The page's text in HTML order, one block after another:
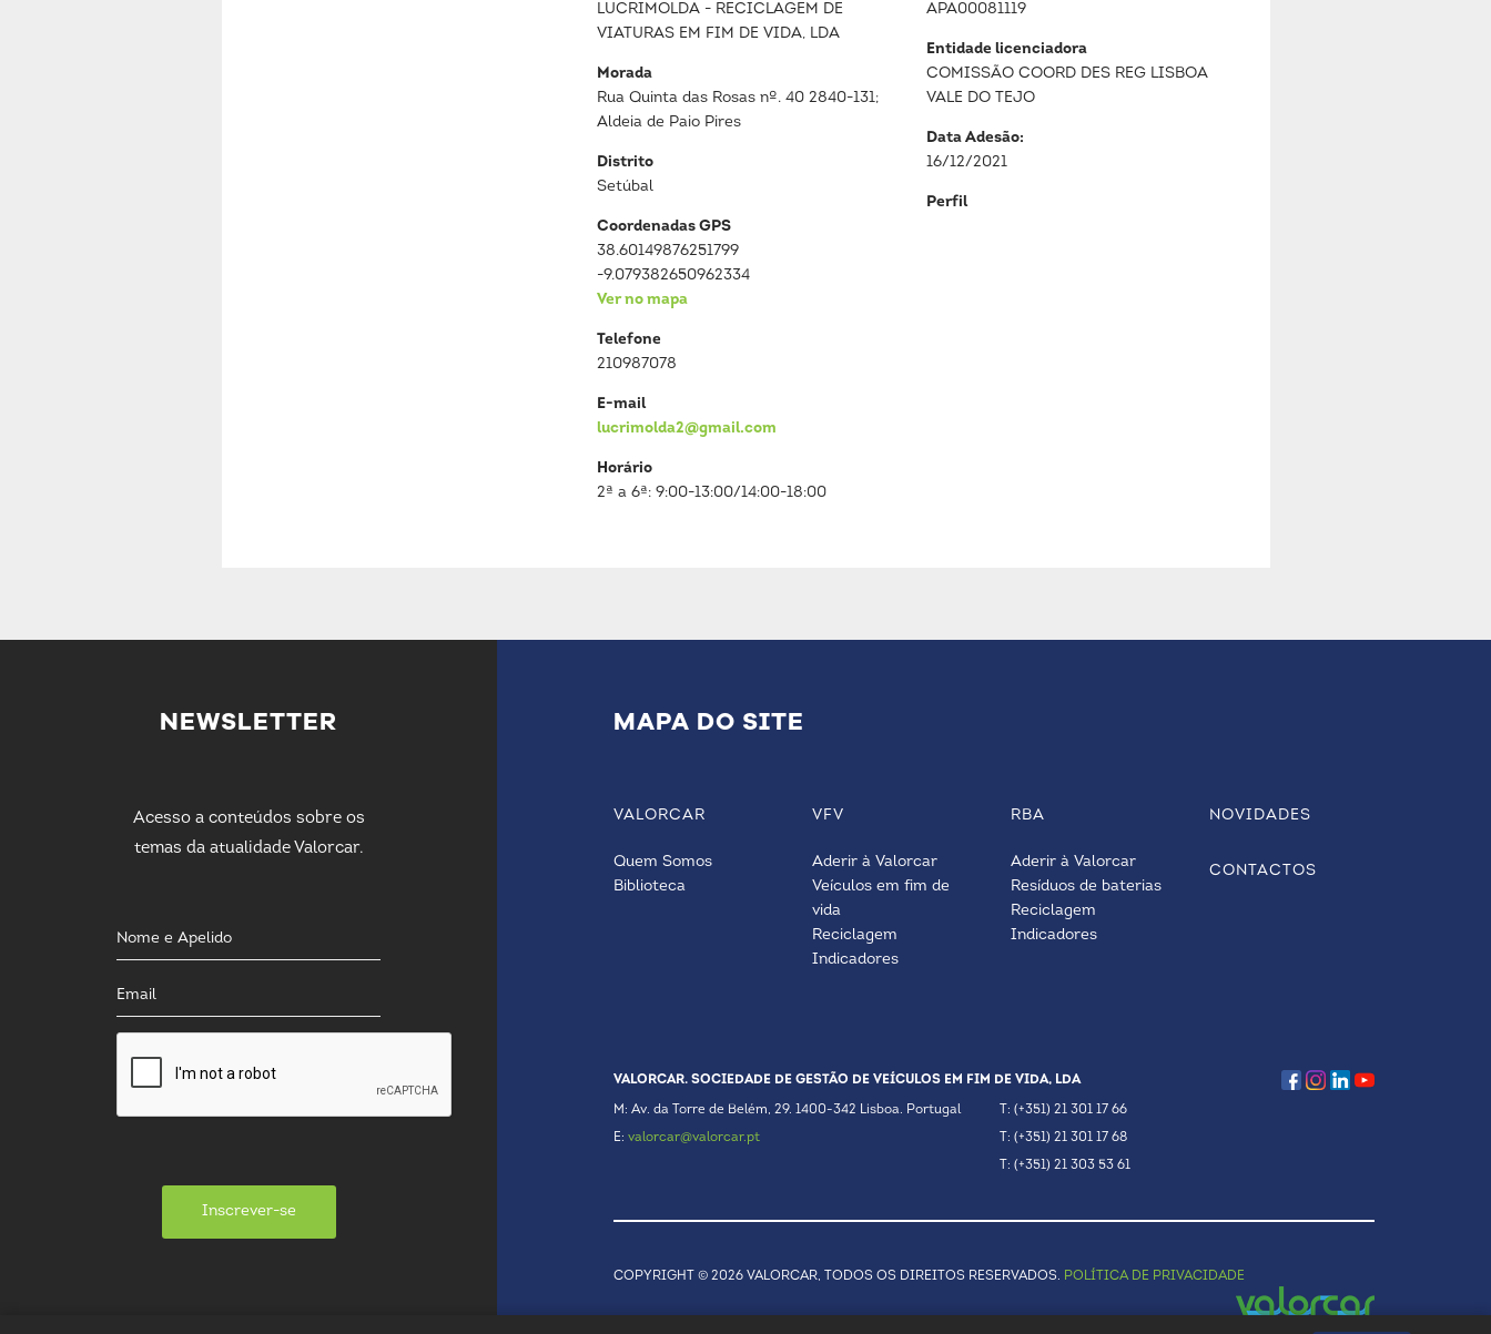
LUCRIMOLDA - RECICLAGEM DE
VIATURAS EM FIM DE VIDA, LDA
Morada
Rua Quinta das Rosas nº. 40 2840-131;
Aldeia de Paio Pires
Distrito
Setúbal
Coordenadas GPS
38.60149876251799
-9.079382650962334
Ver no mapa
Telefone
210987078
E-mail
lucrimolda2@gmail.com
Horário
2ª a 6ª: 9:00-13:00/14:00-18:00
APA00081119
Entidade licenciadora
COMISSÃO COORD DES REG LISBOA
VALE DO TEJO
Data Adesão:
16/12/2021
Perfil
NEWSLETTER
Acesso a conteúdos sobre os
temas da atualidade Valorcar.
Inscrever-se
MAPA DO SITE
VALORCAR
Quem Somos
Biblioteca
VFV
Aderir à Valorcar
Veículos em fim de
vida
Reciclagem
Indicadores
RBA
Aderir à Valorcar
Resíduos de baterias
Reciclagem
Indicadores
NOVIDADES
CONTACTOS
VALORCAR. SOCIEDADE DE GESTÃO DE VEÍCULOS EM FIM DE VIDA, LDA
M: Av. da Torre de Belém, 29. 1400-342 Lisboa. Portugal
E: valorcar@valorcar.pt
T: (+351) 21 301 17 66
T: (+351) 21 301 17 68
T: (+351) 21 303 53 61
COPYRIGHT © 2026 VALORCAR, TODOS OS DIREITOS RESERVADOS. POLÍTICA DE PRIVACIDADE